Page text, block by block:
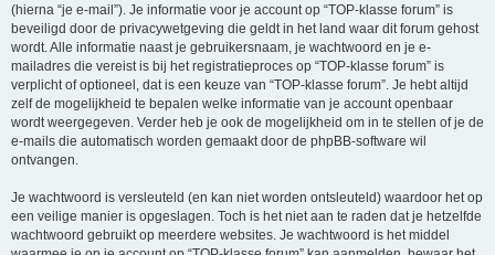
(hierna “je e-mail”). Je informatie voor je account op “TOP-klasse forum” is
beveiligd door de privacywetgeving die geldt in het land waar dit forum gehost
wordt. Alle informatie naast je gebruikersnaam, je wachtwoord en je e-
mailadres die vereist is bij het registratieproces op “TOP-klasse forum” is
verplicht of optioneel, dat is een keuze van “TOP-klasse forum”. Je hebt altijd
zelf de mogelijkheid te bepalen welke informatie van je account openbaar
wordt weergegeven. Verder heb je ook de mogelijkheid om in te stellen of je de
e-mails die automatisch worden gemaakt door de phpBB-software wil
ontvangen.
Je wachtwoord is versleuteld (en kan niet worden ontsleuteld) waardoor het op
een veilige manier is opgeslagen. Toch is het niet aan te raden dat je hetzelfde
wachtwoord gebruikt op meerdere websites. Je wachtwoord is het middel